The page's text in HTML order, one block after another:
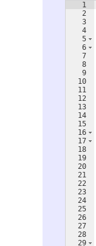
1
2
3
4
5
6
7
8
9
10
11
12
13
14
15
16
17
18
19
20
21
22
23
24
25
26
27
28
29